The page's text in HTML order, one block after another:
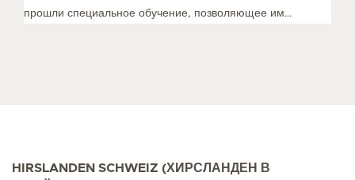
прошли специальное обучение, позволяющее им
HIRSLANDEN SCHWEIZ (ХИРСЛАНДЕН В